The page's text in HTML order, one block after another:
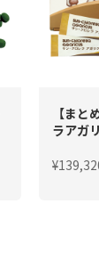
【まと
ラアガ